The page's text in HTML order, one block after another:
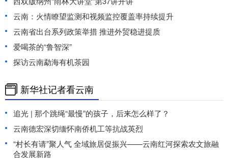
云南：火情瞭望监测和视频监控覆盖率持续提升
云南省出台系列政策举措 推进外贸稳进提质
爱喝茶的“鲁智深”
探访云南勐海有机茶园
新华社记者看云南
追光 | 那个跳绳“最慢”的孩子，后来怎么样了？
云南德宏深切缅怀南侨机工等抗战英烈
“村长有请”聚人气 全域旅居促振兴——云南红河探索农文旅融
合发展新路